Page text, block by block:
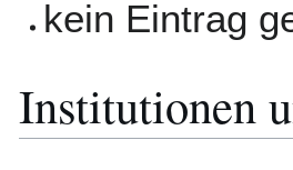
kein Eintrag
Institutionen